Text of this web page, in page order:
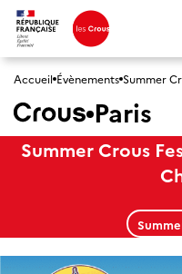
Accueil Évènements Summer
Paris
Summer Crous